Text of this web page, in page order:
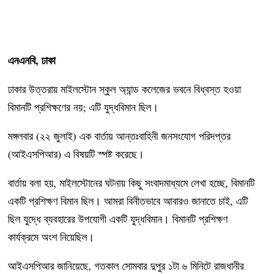
এনএনবি, ঢাকা
ঢাকার উত্তরায় মাইলস্টোন স্কুল অ্যান্ড কলেজের ভবনে বিধ্বস্ত হওয়া
বিমানটি প্রশিক্ষণের নয়; এটি যুদ্ধবিমান ছিল।
মঙ্গলবার (২২ জুলাই) এক বার্তায় আন্তঃবাহিনী জনসংযোগ পরিদপ্তর
(আইএসপিআর) এ বিষয়টি স্পষ্ট করেছে।
বার্তায় বলা হয়, মাইলস্টোনের ঘটনায় কিছু সংবাদমাধ্যমে লেখা হচ্ছে, বিমানটি
একটি প্রশিক্ষণ বিমান ছিল। আমরা বিনীতভাবে আবারও জানাতে চাই, এটি
ছিল যুদ্ধে ব্যবহারের উপযোগী একটি যুদ্ধবিমান। বিমানটি প্রশিক্ষণ
কার্যক্রমে অংশ নিয়েছিল।
আইএসপিআর জানিয়েছে, গতকাল সোমবার দুপুর ১টা ৬ মিনিটে রাজধানীর